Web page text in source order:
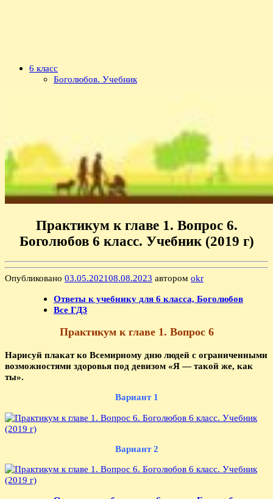
6 класс
Боголюбов. Учебник
Практикум к главе 1. Вопрос 6.
Боголюбов 6 класс. Учебник (2019 г)
Опубликовано 03.05.202108.08.2023 автором okr
Ответы к учебнику для 6 класса, Боголюбов
Все ГДЗ
Практикум к главе 1. Вопрос 6
Нарисуй плакат ко Всемирному дню людей с ограниченными
возможностями здоровья под девизом «Я — такой же, как
ты».
Вариант 1
Вариант 2